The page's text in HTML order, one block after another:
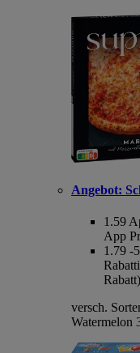
Angebot:
1.59
App
1.79 -
Rabatt)
versch.
Watermelon